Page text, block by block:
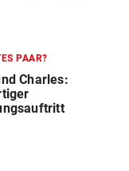
PAAR?
Charles: